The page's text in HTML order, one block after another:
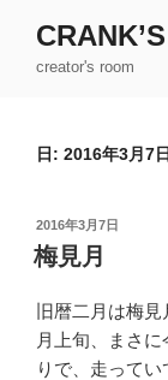
creator's room
日: 2016年3月7日
投
稿
日:
2016年3月7日
梅見月
旧暦二月は梅
月上旬、まさ
りで、走って